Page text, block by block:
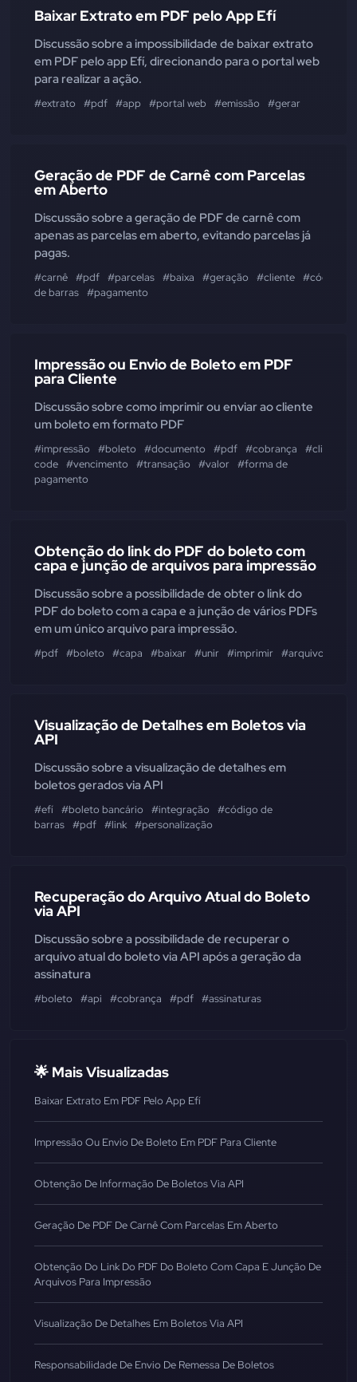
Baixar Extrato em PDF pelo App Efí
Discussão sobre a impossibilidade de baixar extrato
em PDF pelo app Efí, direcionando para o portal web
para realizar a ação.
#extrato #pdf #app #portal web #emissão #gerar
Geração de PDF de Carnê com Parcelas
em Aberto
Discussão sobre a geração de PDF de carnê com
apenas as parcelas em aberto, evitando parcelas já
pagas.
#carnê #pdf #parcelas #baixa #geração #cliente #código
de barras #pagamento
Impressão ou Envio de Boleto em PDF
para Cliente
Discussão sobre como imprimir ou enviar ao cliente
um boleto em formato PDF
#impressão #boleto #documento #pdf #cobrança #cliente
code #vencimento #transação #valor
#forma de
pagamento
Obtenção do link do PDF do boleto com
capa e junção de arquivos para impressão
Discussão sobre a possibilidade de obter o link do
PDF do boleto com a capa e a junção de vários PDFs
em um único arquivo para impressão.
#pdf #boleto #capa #baixar #unir #imprimir #arquivo
Visualização de Detalhes em Boletos via
API
Discussão sobre a visualização de detalhes em
boletos gerados via API
#efí #boleto bancário #integração
#código de
barras #pdf #link #personalização
Recuperação do Arquivo Atual do Boleto
via API
Discussão sobre a possibilidade de recuperar o
arquivo atual do boleto via API após a geração da
assinatura
#boleto #api #cobrança #pdf #assinaturas
🌟 Mais Visualizadas
Baixar Extrato Em PDF Pelo App Efí
Impressão Ou Envio De Boleto Em PDF Para Cliente
Obtenção De Informação De Boletos Via API
Geração De PDF De Carnê Com Parcelas Em Aberto
Obtenção Do Link Do PDF Do Boleto Com Capa E Junção De
Arquivos Para Impressão
Visualização De Detalhes Em Boletos Via API
Responsabilidade De Envio De Remessa De Boletos